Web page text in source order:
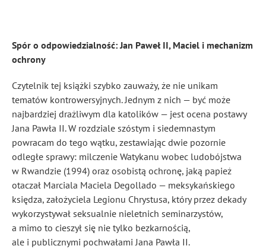
Spór o odpowiedzialność: Jan Paweł II, Maciel i mechanizm
ochrony
Czytelnik tej książki szybko zauważy, że nie unikam
tematów kontrowersyjnych. Jednym z nich — być może
najbardziej drażliwym dla katolików — jest ocena postawy
Jana Pawła II. W rozdziale szóstym i siedemnastym
powracam do tego wątku, zestawiając dwie pozornie
odległe sprawy: milczenie Watykanu wobec ludobójstwa
w Rwandzie (1994) oraz osobistą ochronę, jaką papież
otaczał Marciala Maciela Degollado — meksykańskiego
księdza, założyciela Legionu Chrystusa, który przez dekady
wykorzystywał seksualnie nieletnich seminarzystów,
a mimo to cieszył się nie tylko bezkarnością,
ale i publicznymi pochwałami Jana Pawła II.